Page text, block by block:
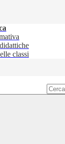
classi